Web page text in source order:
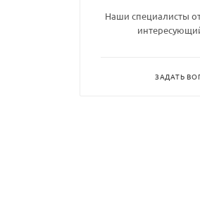
Наши специалисты
ЗАДАТЬ